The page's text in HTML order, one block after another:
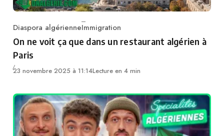
Category
Diaspora algérienneImmigration
On ne voit ça que dans un restaurant algérien à
Paris
23 novembre 2025 à 11:14Lecture en 4 min